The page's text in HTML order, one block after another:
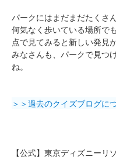
パークにはまだまだたくさ
何気なく歩いている場所で
点で見てみると新しい発見
みなさんも、パークで見つ
ね。
＞＞過去のクイズブログに
【公式】東京ディズニーリ